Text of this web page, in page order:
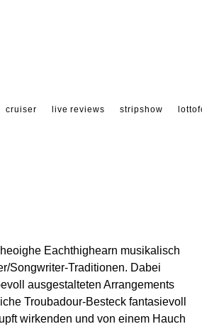
cruiser live reviews stripshow
Eachthighearn musikalisch
Songwriter-Traditionen. Dabei
ausgestalteten Arrangements
Troubadour-Besteck fantasievoll
wirkenden und von einem Hauch